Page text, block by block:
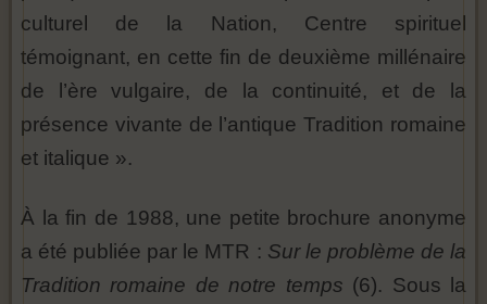
culturel de la Nation, Centre spirituel
témoignant, en cette fin de deuxième millénaire
de l’ère vulgaire, de la continuité, et de la
présence vivante de l’antique Tradition romaine
et italique ».
À la fin de 1988, une petite brochure anonyme
a été publiée par le MTR : Sur le problème de la
Tradition romaine de notre temps (6). Sous la